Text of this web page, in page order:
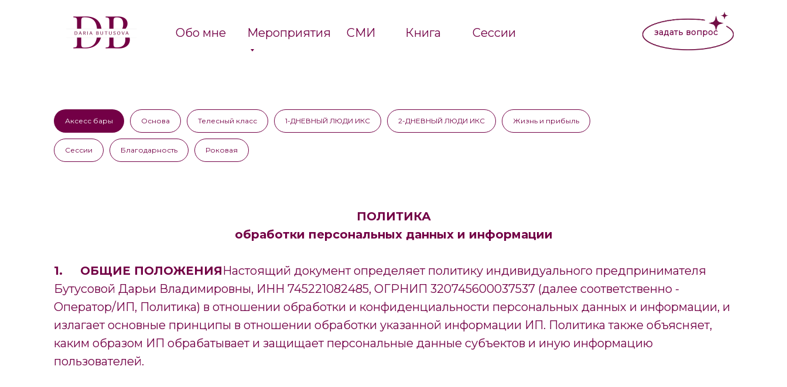
задать вопрос
Обо мне Мероприятия СМИ Книга Сессии
Аксесс бары Основа Телесный класс 1-ДНЕВНЫЙ ЛЮДИ ИКС 2-ДНЕВНЫЙ ЛЮДИ ИКС Жизнь и прибыль
Сессии Благодарность Роковая
ПОЛИТИКА
обработки персональных данных и информации
1. ОБЩИЕ ПОЛОЖЕНИЯНастоящий документ определяет политику индивидуального предпринимателя
Бутусовой Дарьи Владимировны, ИНН 745221082485, ОГРНИП 320745600037537 (далее соответственно -
Оператор/ИП, Политика) в отношении обработки и конфиденциальности персональных данных и информации, и
излагает основные принципы в отношении обработки указанной информации ИП. Политика также объясняет,
каким образом ИП обрабатывает и защищает персональные данные субъектов и иную информацию
пользователей.